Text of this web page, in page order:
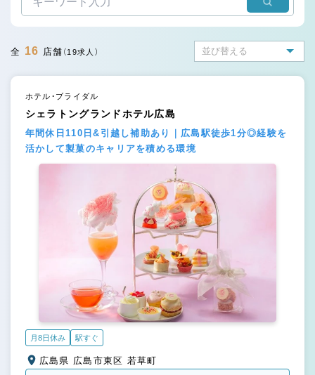
全 16 店舗 （19求人）
ホテル・ブライダル
シェラトングランドホテル広島
年間休日110日&引越し補助あり｜広島駅徒歩1分◎経験を
活かして製菓のキャリアを積める環境
月8日休み 駅すぐ
広島県 広島市東区 若草町